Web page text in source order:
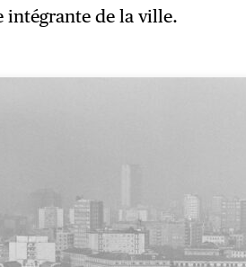
intégrante de la ville.